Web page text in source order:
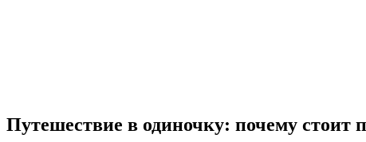
Путешествие в одиночку: почему стоит